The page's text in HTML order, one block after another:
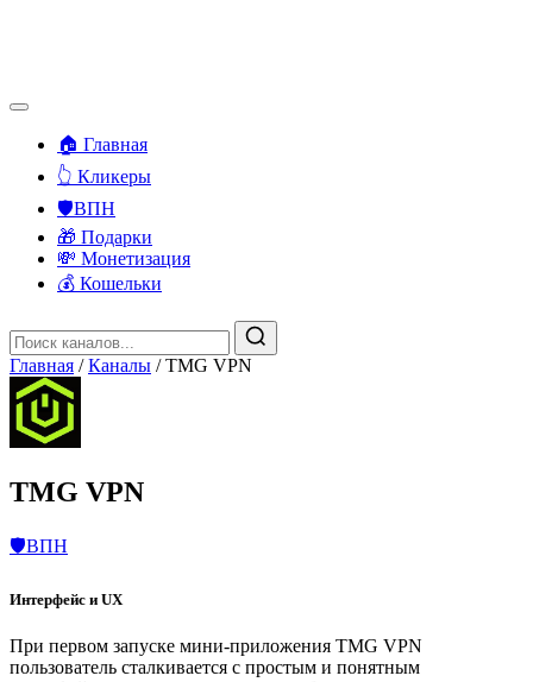
🏠 Главная
👆 Кликеры
🛡️ВПН
🎁 Подарки
💸 Монетизация
💰 Кошельки
Главная / Каналы / TMG VPN
TMG VPN
🛡️ВПН
Интерфейс и UX
При первом запуске мини-приложения TMG VPN
пользователь сталкивается с простым и понятным